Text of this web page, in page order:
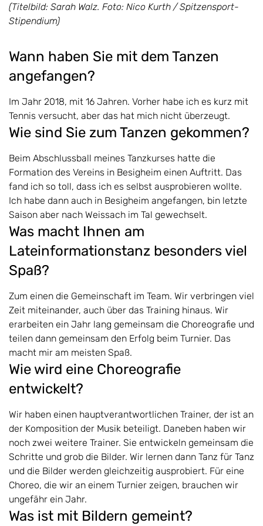
(Titelbild: Sarah Walz. Foto: Nico Kurth / Spitzensport-
Stipendium)
Wann haben Sie mit dem Tanzen
angefangen?
Im Jahr 2018, mit 16 Jahren. Vorher habe ich es kurz mit
Tennis versucht, aber das hat mich nicht überzeugt.
Wie sind Sie zum Tanzen gekommen?
Beim Abschlussball meines Tanzkurses hatte die
Formation des Vereins in Besigheim einen Auftritt. Das
fand ich so toll, dass ich es selbst ausprobieren wollte.
Ich habe dann auch in Besigheim angefangen, bin letzte
Saison aber nach Weissach im Tal gewechselt.
Was macht Ihnen am
Lateinformationstanz besonders viel
Spaß?
Zum einen die Gemeinschaft im Team. Wir verbringen viel
Zeit miteinander, auch über das Training hinaus. Wir
erarbeiten ein Jahr lang gemeinsam die Choreografie und
teilen dann gemeinsam den Erfolg beim Turnier. Das
macht mir am meisten Spaß.
Wie wird eine Choreografie
entwickelt?
Wir haben einen hauptverantwortlichen Trainer, der ist an
der Komposition der Musik beteiligt. Daneben haben wir
noch zwei weitere Trainer. Sie entwickeln gemeinsam die
Schritte und grob die Bilder. Wir lernen dann Tanz für Tanz
und die Bilder werden gleichzeitig ausprobiert. Für eine
Choreo, die wir an einem Turnier zeigen, brauchen wir
ungefähr ein Jahr.
Was ist mit Bildern gemeint?